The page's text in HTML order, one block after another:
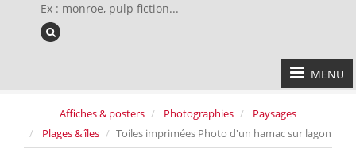
Ex : monroe, pulp fiction...
MENU
Affiches & posters Photographies
Paysages
Plages & îles
Toiles imprimées Photo d'un hamac sur lagon